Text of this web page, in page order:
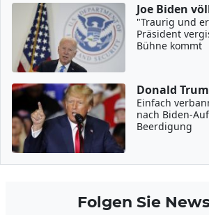
Joe Biden
"Traurig und
Präsident
Bühne kommt
Donald
Einfach
nach Biden-
Beerdigung
Folgen Sie